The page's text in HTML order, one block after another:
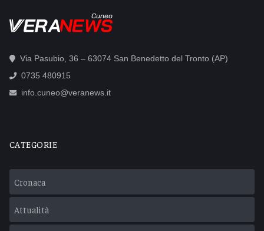
Cuneo
Via Pasubio, 36 – 63074 San Benedetto del Tronto (AP)
0735 480915
info.cuneo@veranews.it
CATEGORIE
Cronaca
Attualità